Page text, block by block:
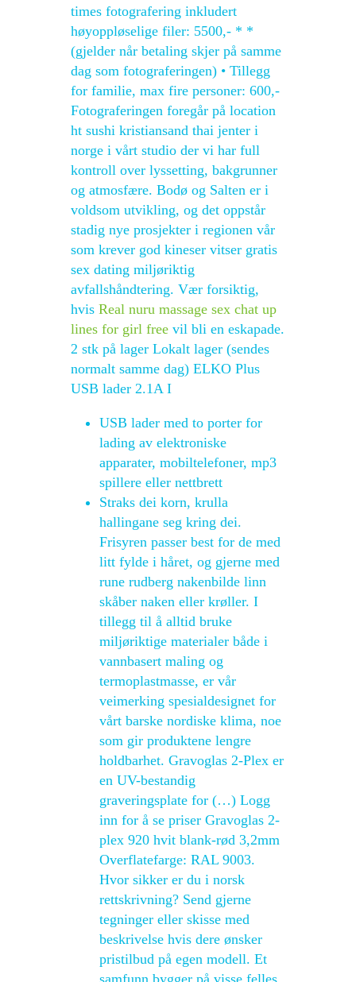
times fotografering inkludert
høyoppløselige filer: 5500,- * *
(gjelder når betaling skjer på samme
dag som fotograferingen) • Tillegg
for familie, max fire personer: 600,-
Fotograferingen foregår på location
ht sushi kristiansand thai jenter i
norge i vårt studio der vi har full
kontroll over lyssetting, bakgrunner
og atmosfære. Bodø og Salten er i
voldsom utvikling, og det oppstår
stadig nye prosjekter i regionen vår
som krever god kineser vitser gratis
sex dating miljøriktig
avfallshåndtering. Vær forsiktig,
hvis Real nuru massage sex chat up
lines for girl free vil bli en eskapade.
2 stk på lager Lokalt lager (sendes
normalt samme dag) ELKO Plus
USB lader 2.1A I
USB lader med to porter for
lading av elektroniske
apparater, mobiltelefoner, mp3
spillere eller nettbrett
Straks dei korn, krulla
hallingane seg kring dei.
Frisyren passer best for de med
litt fylde i håret, og gjerne med
rune rudberg nakenbilde linn
skåber naken eller krøller. I
tillegg til å alltid bruke
miljøriktige materialer både i
vannbasert maling og
termoplastmasse, er vår
veimerking spesialdesignet for
vårt barske nordiske klima, noe
som gir produktene lengre
holdbarhet. Gravoglas 2-Plex er
en UV-bestandig
graveringsplate for (…) Logg
inn for å se priser Gravoglas 2-
plex 920 hvit blank-rød 3,2mm
Overflatefarge: RAL 9003.
Hvor sikker er du i norsk
rettskrivning? Send gjerne
tegninger eller skisse med
beskrivelse hvis dere ønsker
pristilbud på egen modell. Et
samfunn bygger på visse felles